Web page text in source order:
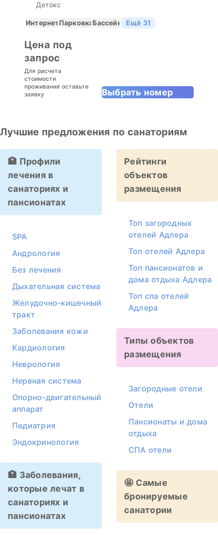
Детокс
ИнтернетПарковкаБассейн Ещё 31
Цена под
запрос
Для расчета
стоимости
проживания оставьте
заявку
Выбрать номер
Лучшие предложения по санаториям
🏥 Профили
лечения в
санаториях и
пансионатах
SPA
Андрология
Без лечения
Дыхательная система
Желудочно-кишечный
тракт
Заболевания кожи
Кардиология
Неврология
Нервная система
Опорно-двигательный
аппарат
Педиатрия
Эндокринология
🏥 Заболевания,
которые лечат в
санаториях и
пансионатах
Рейтинги
объектов
размещения
Топ загородных
отелей Адлера
Топ отелей Адлера
Топ пансионатов и
дома отдыха Адлера
Топ спа отелей
Адлера
Типы объектов
размещения
Загородные отели
Отели
Пансионаты и дома
отдыха
СПА отели
🤩 Самые
бронируемые
санатории